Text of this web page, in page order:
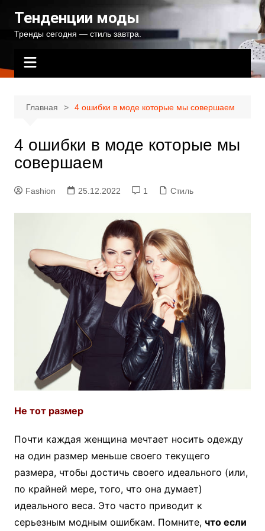
содержимому
Тенденции моды
Тренды сегодня — стиль завтра.
Главная 4 ошибки в моде которые мы совершаем
4 ошибки в моде которые мы
совершаем
Fashion 25.12.2022 1 Стиль
Не тот размер
Почти каждая женщина мечтает носить одежду
на один размер меньше своего текущего
размера, чтобы достичь своего идеального (или,
по крайней мере, того, что она думает)
идеального веса. Это часто приводит к
серьезным модным ошибкам. Помните, что если